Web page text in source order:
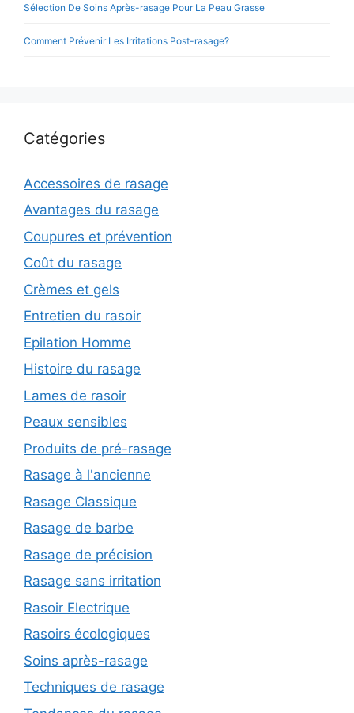
Sélection De Soins Après-rasage Pour La Peau Grasse
Comment Prévenir Les Irritations Post-rasage?
Catégories
Accessoires de rasage
Avantages du rasage
Coupures et prévention
Coût du rasage
Crèmes et gels
Entretien du rasoir
Epilation Homme
Histoire du rasage
Lames de rasoir
Peaux sensibles
Produits de pré-rasage
Rasage à l'ancienne
Rasage Classique
Rasage de barbe
Rasage de précision
Rasage sans irritation
Rasoir Electrique
Rasoirs écologiques
Soins après-rasage
Techniques de rasage